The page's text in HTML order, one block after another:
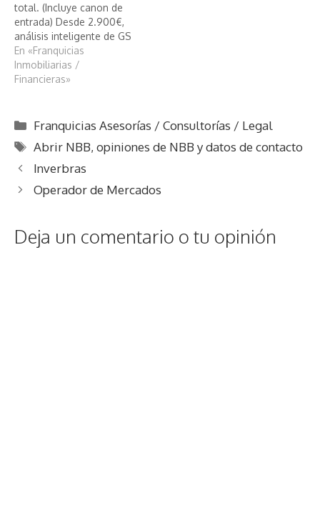
total. (Incluye canon de
entrada) Desde 2.900€,
análisis inteligente de GS
Inmobiliaria
En «Franquicias
Inmobiliarias /
Financieras»
Categorías
Franquicias Asesorías / Consultorías / Legal
Etiquetas
Abrir NBB,opiniones de NBB y datos de contacto
Inverbras
Operador de Mercados
Deja un comentario o tu opinión